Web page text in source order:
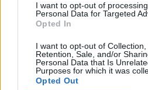
I want to opt-out of
Personal Data for Targeted
Opted In
I want to opt-out of Collection,
Retention, Sale, and/or
Personal Data that Is
Purposes for which it was
Opted Out
ΑΠΟΨΕΙΣ